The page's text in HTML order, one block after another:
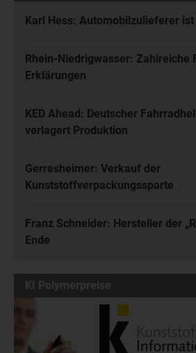
Karl Hess: Automobilzulieferer
Rhein-Niedrigwasser: Zahlreiche
Erklärungen
KED Ahead: Deutscher
verlagert Produktion
Gerresheimer: Verkauf der
Kunststoffverpackungssparte
Franz Schneider: Hersteller der
Ende
KI Polymerpreise